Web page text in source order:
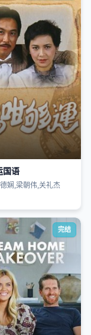
国语
娴,梁朝伟,关礼杰
完结